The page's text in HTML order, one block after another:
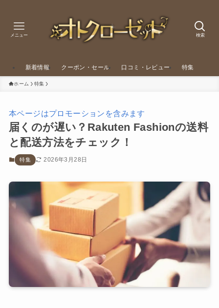
検索
メニュー
新着情報 クーポン・セール 口コミ・レビュー 特集
ホーム 特集
本ページはプロモーションを含みます
届くのが遅い？Rakuten Fashionの送料
と配送方法をチェック！
特集 2026年3月28日